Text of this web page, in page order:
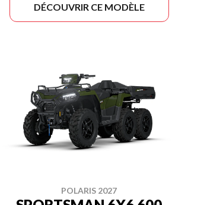
DÉCOUVRIR CE MODÈLE
POLARIS 2027